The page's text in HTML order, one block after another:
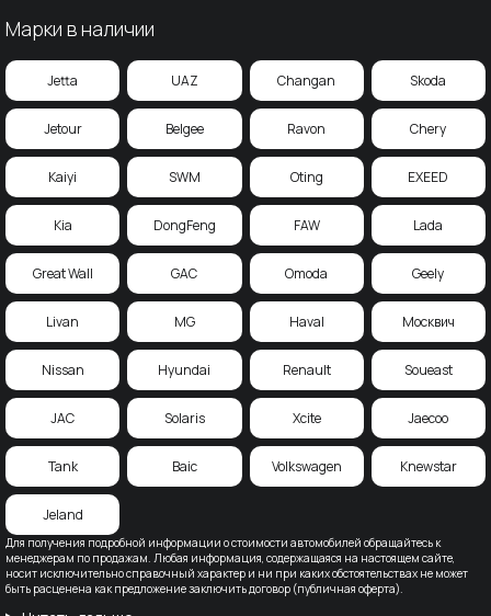
Для получения подробной информации о стоимости автомобилей обращайтесь к
менеджерам по продажам. Любая информация, содержащаяся на настоящем сайте,
носит исключительно справочный характер и ни при каких обстоятельствах не может
быть расценена как предложение заключить договор (публичная оферта).
Марки в наличии
Jetta UAZ Changan Skoda
Jetour Belgee Ravon Chery
Kaiyi SWM Oting EXEED
Kia DongFeng FAW Lada
Great Wall GAC Omoda Geely
Livan MG Haval Москвич
Nissan Hyundai Renault Soueast
JAC Solaris Xcite Jaecoo
Tank Baic Volkswagen Knewstar
Jeland